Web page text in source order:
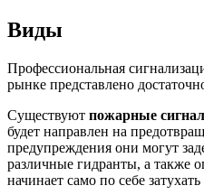
Виды
Профессиональная
рынке представлено
Существуют пожарные
будет направлен на
предупреждения они могут
различные гидранты, а также
начинает само по себе